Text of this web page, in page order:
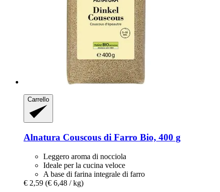
Carrello
Alnatura Couscous di Farro Bio, 400 g
Leggero aroma di nocciola
Ideale per la cucina veloce
A base di farina integrale di farro
€ 2,59 (€ 6,48 / kg)